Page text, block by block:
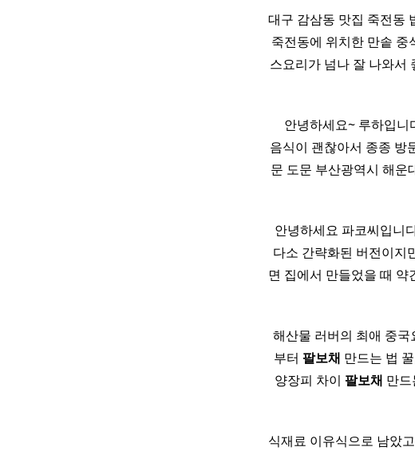
대구 감삼동 맛집 죽전동
죽전동에 위치한 만솥
스요리가 넘나 잘 나와서
안녕하세요~ 루하입
음식이 괜찮아서 종종 방
문 도문 부산광역시 해운
안녕하세요 파코씨입니
다소 간략화된 버전이지
면 집에서 만들었을 때
해산물 러버의 최애 중국
부터팔보채 만드는 법
양장피 차이 팔보채 만
식재료 이유식으로 남았